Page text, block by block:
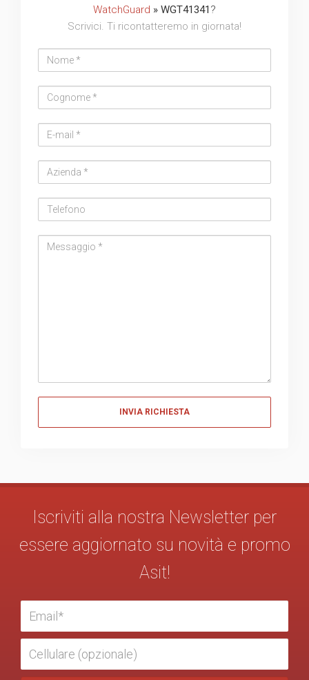
WatchGuard » WGT41341 ?
Scrivici. Ti ricontatteremo in giornata!
address
Iscriviti alla nostra Newsletter per
essere aggiornato su novità e promo
Asit!